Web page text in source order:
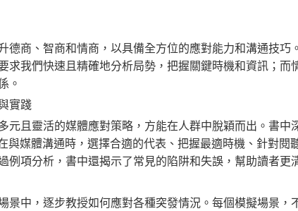
德商、智商和情商，以具備全方位的應對能力和溝通技
求我們快速且精確地分析局勢，把握關鍵時機和資訊；
。
實踐
元且靈活的媒體應對策略，方能在人群中脫穎而出。書
與媒體溝通時，選擇合適的代表、把握最適時機、針對閱
例項分析，書中還揭示了常見的陷阱和失誤，幫助讀者更
景中，逐步教授如何應對各種突發情況。每個模擬場景